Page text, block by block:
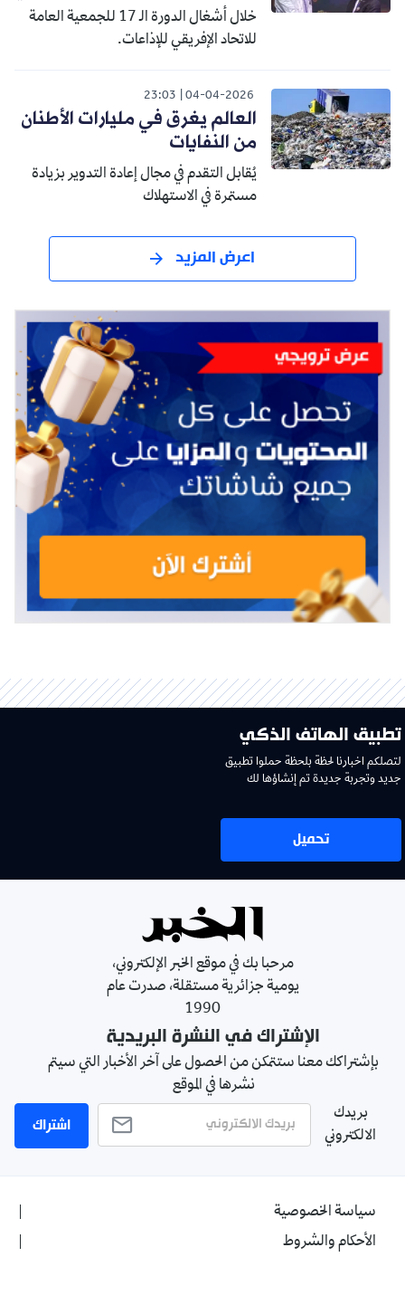
خلال أشغال الدورة الـ 17 للجمعية العامة
للاتحاد الإفريقي للإذاعات.
04-04-2026
23:03
العالم يغرق في مليارات الأطنان
من النفايات
يُقابل التقدم في مجال إعادة التدوير بزيادة
مستمرة في الاستهلاك
اعرض المزيد
تطبيق الهاتف الذكي
لتصلكم اخبارنا لحظة بلحظة حملوا تطبيق
جديد وتجربة جديدة تم إنشاؤها لك
تحميل
مرحبا بك في موقع الخبر الإلكتروني،
يومية جزائرية مستقلة، صدرت عام
1990
الإشتراك في النشرة البريدية
بإشتراكك معنا ستتمكن من الحصول على آخر الأخبار التي سيتم
نشرها في الموقع
بريدك
الالكتروني
اشتراك
سياسة الخصوصية
الأحكام والشروط